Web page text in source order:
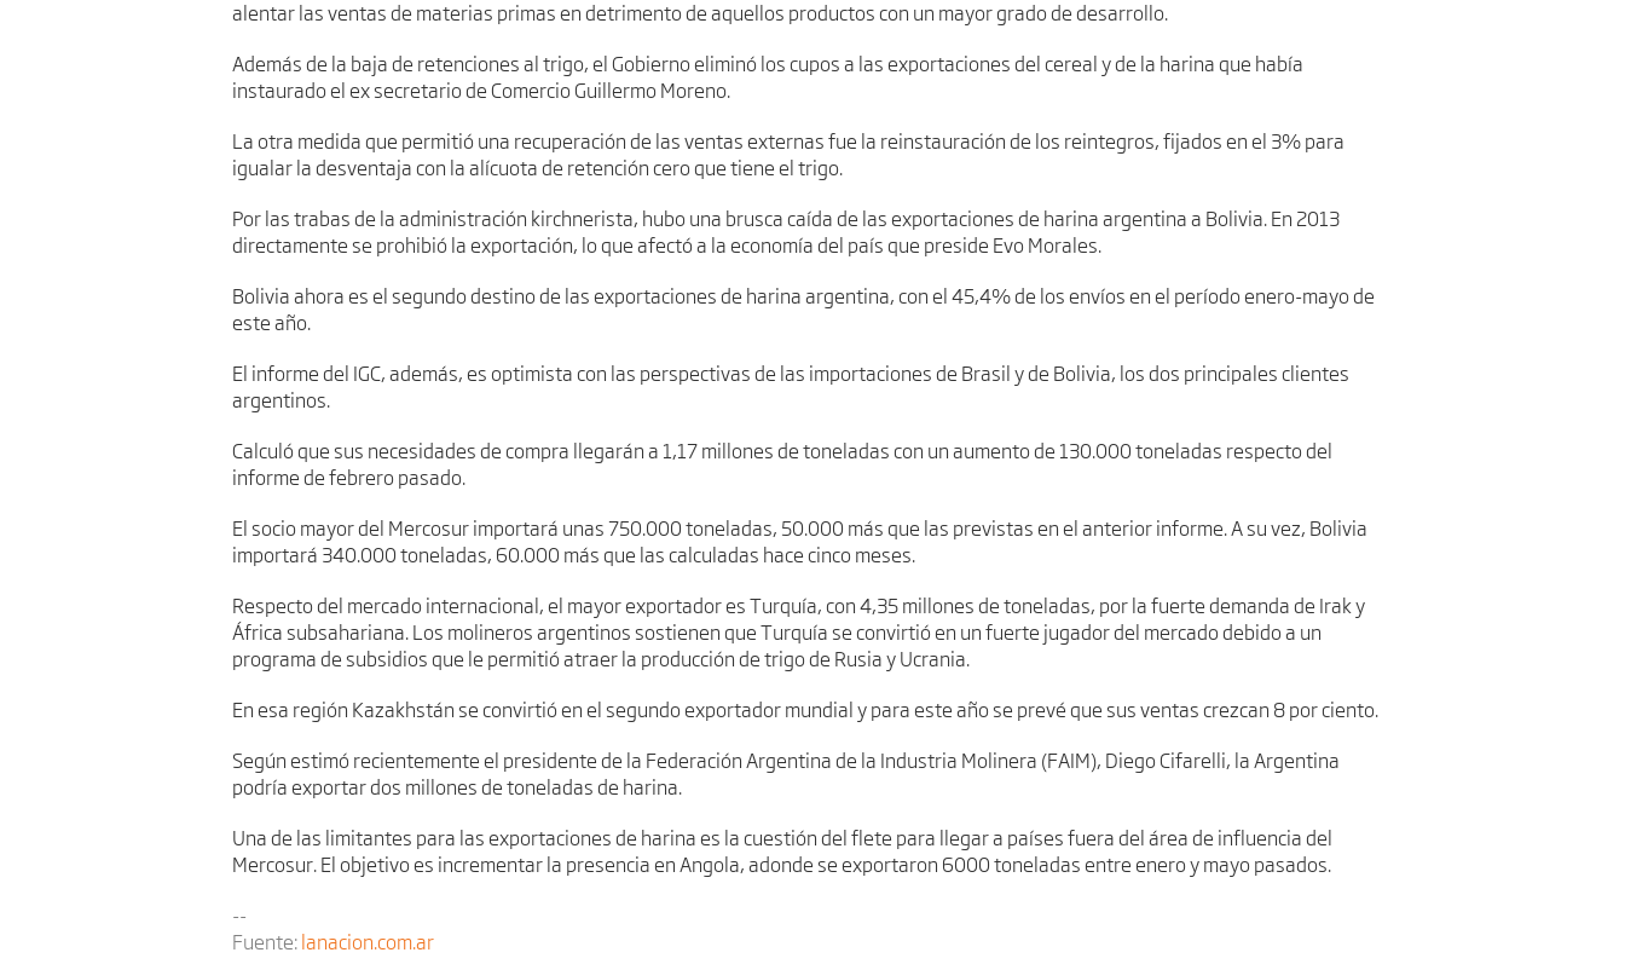
alentar las ventas de materias primas en detrimento de aquellos productos con un mayor grado de desarrollo.
Además de la baja de retenciones al trigo, el Gobierno eliminó los cupos a las exportaciones del cereal y de la harina que había
instaurado el ex secretario de Comercio Guillermo Moreno.
La otra medida que permitió una recuperación de las ventas externas fue la reinstauración de los reintegros, fijados en el 3% para
igualar la desventaja con la alícuota de retención cero que tiene el trigo.
Por las trabas de la administración kirchnerista, hubo una brusca caída de las exportaciones de harina argentina a Bolivia. En 2013
directamente se prohibió la exportación, lo que afectó a la economía del país que preside Evo Morales.
Bolivia ahora es el segundo destino de las exportaciones de harina argentina, con el 45,4% de los envíos en el período enero-mayo de
este año.
El informe del IGC, además, es optimista con las perspectivas de las importaciones de Brasil y de Bolivia, los dos principales clientes
argentinos.
Calculó que sus necesidades de compra llegarán a 1,17 millones de toneladas con un aumento de 130.000 toneladas respecto del
informe de febrero pasado.
El socio mayor del Mercosur importará unas 750.000 toneladas, 50.000 más que las previstas en el anterior informe. A su vez, Bolivia
importará 340.000 toneladas, 60.000 más que las calculadas hace cinco meses.
Respecto del mercado internacional, el mayor exportador es Turquía, con 4,35 millones de toneladas, por la fuerte demanda de Irak y
África subsahariana. Los molineros argentinos sostienen que Turquía se convirtió en un fuerte jugador del mercado debido a un
programa de subsidios que le permitió atraer la producción de trigo de Rusia y Ucrania.
En esa región Kazakhstán se convirtió en el segundo exportador mundial y para este año se prevé que sus ventas crezcan 8 por ciento.
Según estimó recientemente el presidente de la Federación Argentina de la Industria Molinera (FAIM), Diego Cifarelli, la Argentina
podría exportar dos millones de toneladas de harina.
Una de las limitantes para las exportaciones de harina es la cuestión del flete para llegar a países fuera del área de influencia del
Mercosur. El objetivo es incrementar la presencia en Angola, adonde se exportaron 6000 toneladas entre enero y mayo pasados.
--
Fuente: lanacion.com.ar